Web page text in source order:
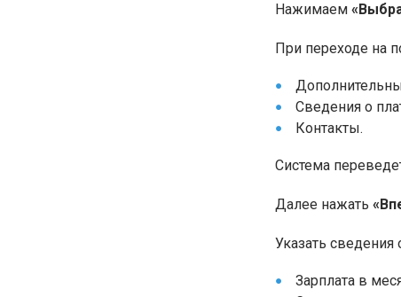
Нажимаем
При переходе на
Сведения о
Контакты.
Система
Далее нажать
Указать сведения
Зарплата в